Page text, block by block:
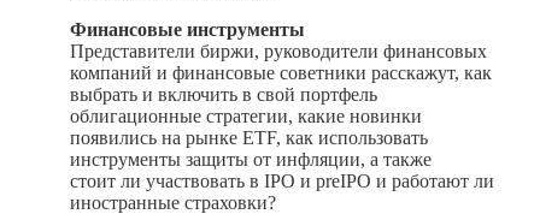
Финансовые инструменты
Представители биржи, руководители финансовых
компаний и финансовые советники расскажут, как
выбрать и включить в свой портфель
облигационные стратегии, какие новинки
появились на рынке ETF, как использовать
инструменты защиты от инфляции, а также
стоит ли участвовать в IPO и preIPO и работают ли
иностранные страховки?